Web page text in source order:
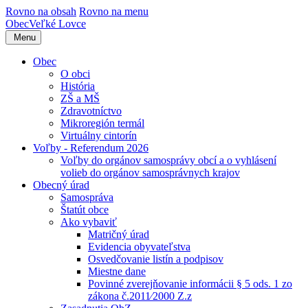
Rovno na obsah Rovno na menu
ObecVeľké Lovce
Menu
Obec
O obci
História
ZŠ a MŠ
Zdravotníctvo
Mikroregión termál
Virtuálny cintorín
Voľby - Referendum 2026
Voľby do orgánov samosprávy obcí a o vyhlásení
volieb do orgánov samosprávnych krajov
Obecný úrad
Samospráva
Štatút obce
Ako vybaviť
Matričný úrad
Evidencia obyvateľstva
Osvedčovanie listín a podpisov
Miestne dane
Povinné zverejňovanie informácii § 5 ods. 1 zo
zákona č.2011⁄2000 Z.z